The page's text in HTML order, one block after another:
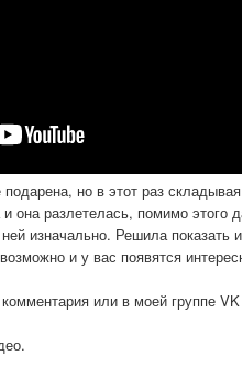
но в этот раз
она разлетелась, помимо этого
изначально. Решила показать
и у вас появятся
или в моей группе